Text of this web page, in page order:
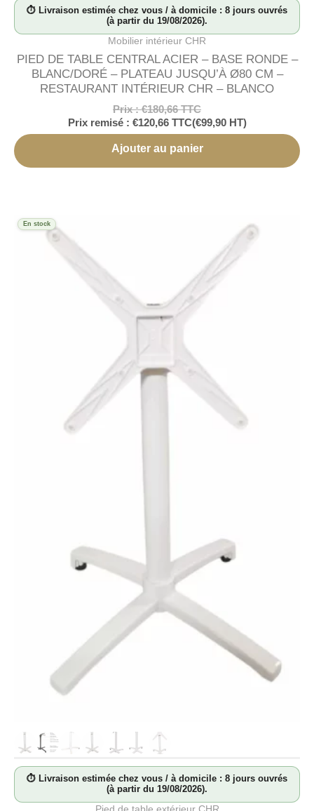
⏱ Livraison estimée chez vous / à domicile : 8 jours ouvrés
(à partir du 19/08/2026).
Mobilier intérieur CHR
PIED DE TABLE CENTRAL ACIER – BASE RONDE –
BLANC/DORÉ – PLATEAU JUSQU’À Ø80 CM –
RESTAURANT INTÉRIEUR CHR – BLANCO
Prix :€180,66TTC
Prix remisé : €120,66TTC(€99,90HT)
Ajouter au panier
⏱ Livraison estimée chez vous / à domicile : 8 jours ouvrés
(à partir du 19/08/2026).
En stock